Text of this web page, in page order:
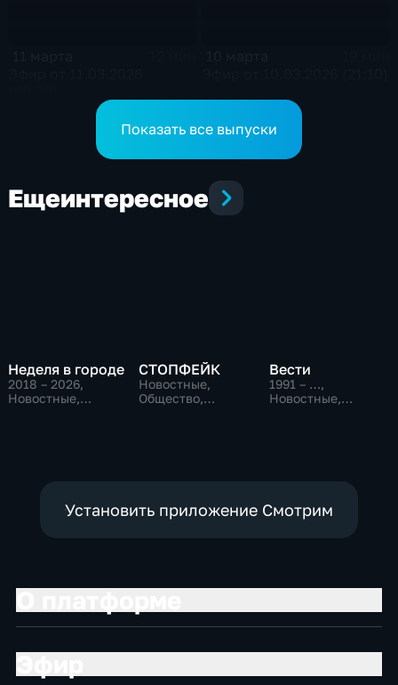
Показать все выпуски
Ещеинтересное
Неделя в городе
2018 – 2026,
Новостные,
СТОПФЕЙК
Новостные,
Общество,
Вести
1991 – …,
Новостные,
Установить приложение Смотрим